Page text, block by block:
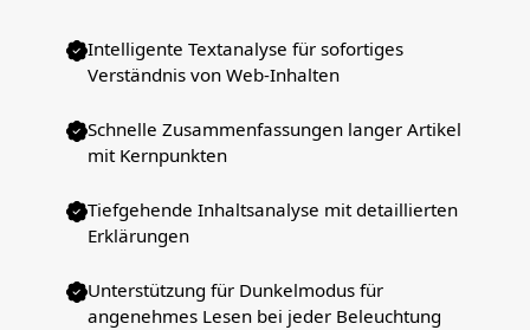
Intelligente Textanalyse für sofortiges
Verständnis von Web-Inhalten
Schnelle Zusammenfassungen langer Artikel
mit Kernpunkten
Tiefgehende Inhaltsanalyse mit detaillierten
Erklärungen
Unterstützung für Dunkelmodus für
angenehmes Lesen bei jeder Beleuchtung